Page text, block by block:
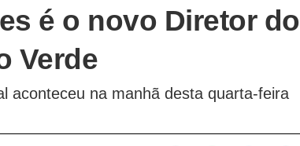
é o novo Diretor do
Verde
aconteceu na manhã desta quarta-feira